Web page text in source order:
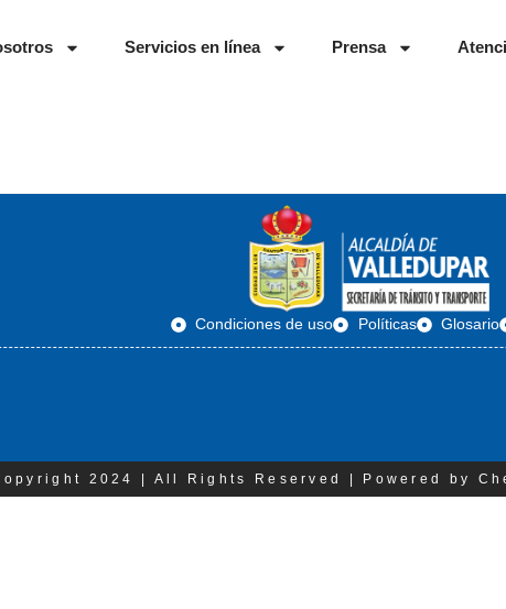
Servicios en línea Prensa
Condiciones de uso Políticas Glosario
2024 | All Rights Reserved | Powered by